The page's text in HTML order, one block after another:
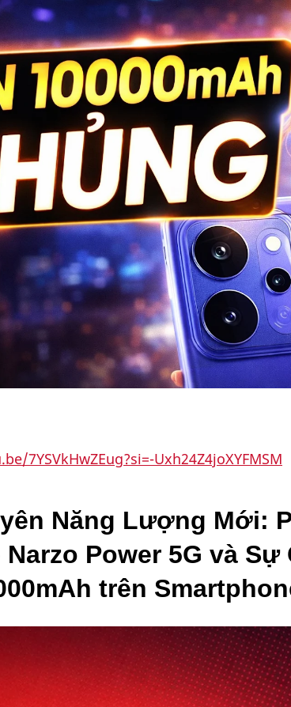
7YSVkHwZEug?si=-Uxh24Z4joXYFMSM
Năng Lượng Mới:
Narzo Power 5G và
trên